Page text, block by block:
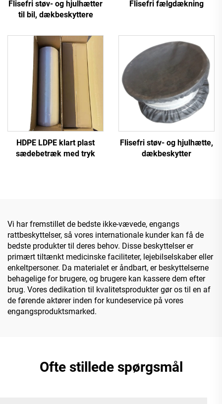
Flisefri støv- og hjulhætter
til bil, dækbeskyttere
Flisefri fælgdækning
HDPE LDPE klart plast
sædebetræk med tryk
Flisefri støv- og hjulhætte,
dækbeskytter
Vi har fremstillet de bedste ikke-vævede, engangs
rattbeskyttelser, så vores internationale kunder kan få de
bedste produkter til deres behov. Disse beskyttelser er
primært tiltænkt medicinske faciliteter, lejebilselskaber eller
enkeltpersoner. Da materialet er åndbart, er beskyttelserne
behagelige for brugere, og brugere kan kassere dem efter
brug. Vores dedikation til kvalitetsprodukter gør os til en af
de førende aktører inden for kundeservice på vores
engangsproduktsmarked.
Ofte stillede spørgsmål